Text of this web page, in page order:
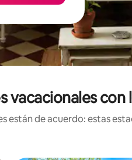
vacacionales con
están de acuerdo: estas